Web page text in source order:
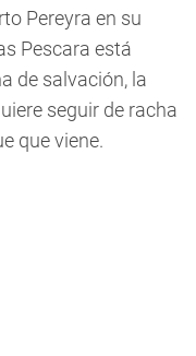
Pereyra en su
Pescara está
de salvación, la
seguir de racha
que viene.